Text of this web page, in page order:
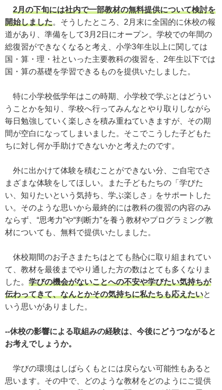
2月の下旬には社内で一部教材の無料提供について検討を
開始しました。そうしたところ、2月末に全国的に休校の報
道があり、準備をして3月2日にオープン。学校での年間の
総復習ができなくなると考え、小学3年生以上に関しては
国・算・理・社といった主要教科の復習を、2年生以下では
国・算の基礎を学習できるものを提供いたしました。
特に小学校低学年はこの時期、小学校で学ぶとはどうい
うことかを知り、学校へ行ってみんなとやり取りしながら
毎日勉強していく楽しさを積み重ねていきますが、その期
間が空白になってしまいました。そこでこうした子どもた
ちに対し何か手助けできないかと考えたのです。
外に出かけて体験を積むことができない分、ご自宅でさ
まざまな体験をしてほしい。また子どもたちの「学びた
い、知りたいという気持ち、学ぶ楽しさ」をサポートした
い。そのような思いから最終的には教科の復習の内容のみ
ならず、“思考力”や“判断力”を養う教材やプログラミング教
材についても、無料で提供いたしました。
休校期間のお子さまたちはとても熱心に取り組まれてい
て、教材を最後までやり通した方の数はとても多くなりま
した。 学びの機会がないことへの不安や学びたい気持ちが
伝わってきて、なんとかその気持ちに私たちも応えたいと
いう思いがありました。
--休校の影響による取組みの経験は、今後にどうつながると
お考えでしょうか。
学びの環境はしばらくもとには戻らない可能性もあると
思います。その中で、どのような教材をどのようにご提供